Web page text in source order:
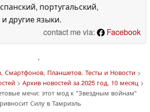
португальский,
другие языки.
contact me via:
Facebook
'
Смартфонов, Планшетов. Тесты и Новости>
> Архив новостей за 2025 год, 10 месяц >
мечи: этот мод к "Звездным войнам"
Силу в Тамриэль